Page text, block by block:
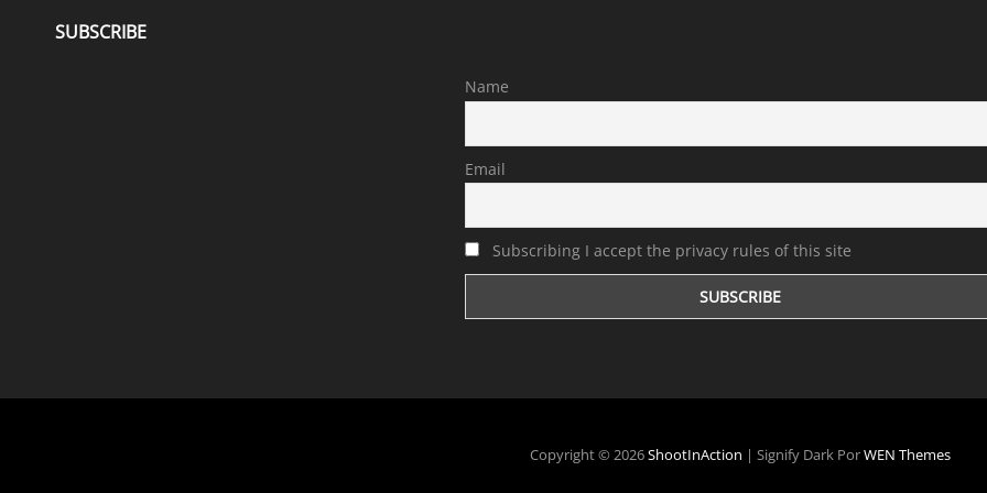
SUBSCRIBE
Name
Email
Subscribing I accept the privacy rules of this site
Copyright © 2026ShootInAction | Signify Dark PorWEN Themes